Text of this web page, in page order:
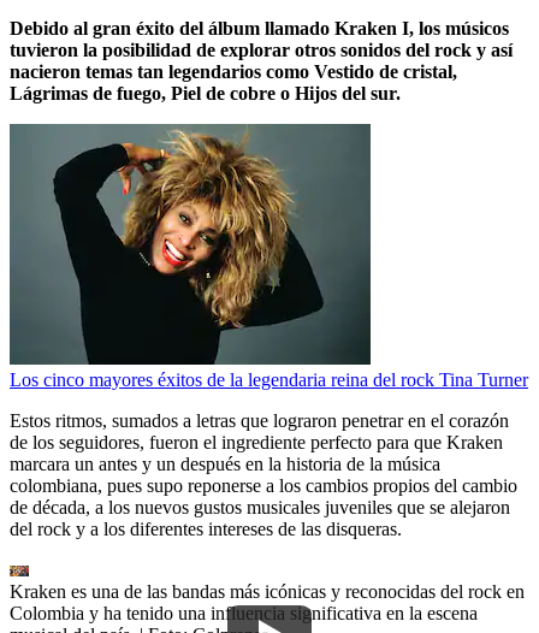
Debido al gran éxito del álbum llamado Kraken I, los músicos
tuvieron la posibilidad de explorar otros sonidos del rock y así
nacieron temas tan legendarios como Vestido de cristal,
Lágrimas de fuego, Piel de cobre o Hijos del sur.
Los cinco mayores éxitos de la legendaria reina del rock Tina Turner
Estos ritmos, sumados a letras que lograron penetrar en el corazón
de los seguidores, fueron el ingrediente perfecto para que Kraken
marcara un antes y un después en la historia de la música
colombiana, pues supo reponerse a los cambios propios del cambio
de década, a los nuevos gustos musicales juveniles que se alejaron
del rock y a los diferentes intereses de las disqueras.
Kraken es una de las bandas más icónicas y reconocidas del rock en
Colombia y ha tenido una influencia significativa en la escena